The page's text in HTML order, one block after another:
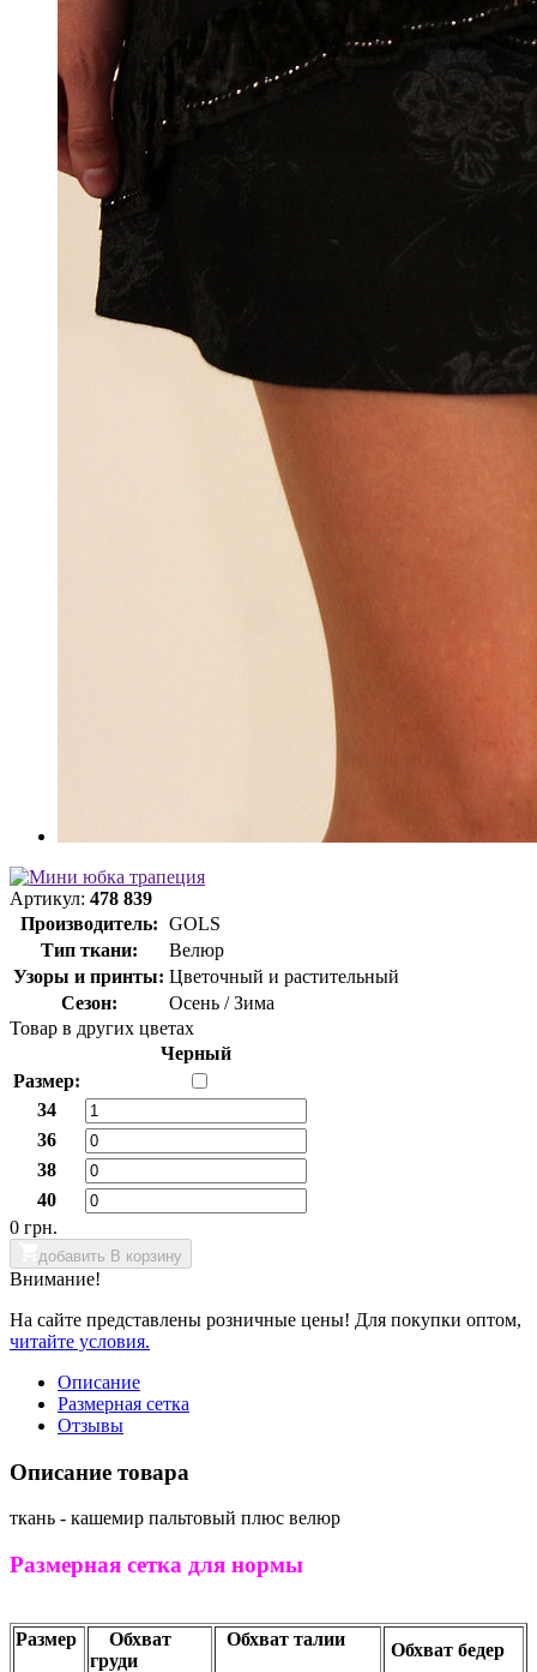
Артикул: 478 839
Производитель: GOLS
Тип ткани:
Велюр
Узоры и принты: Цветочный и растительный
Сезон:
Осень / Зима
Товар в других цветах
Черный
Размер:
34
36
38
40
0 грн.
добавить В корзину
Внимание!
На сайте представлены розничные цены! Для покупки оптом,
читайте условия.
Описание
Размерная сетка
Отзывы
Описание товара
ткань - кашемир пальтовый плюс велюр
Размерная сетка для нормы
Размер
Обхват
груди
Обхват талии
Обхват бедер